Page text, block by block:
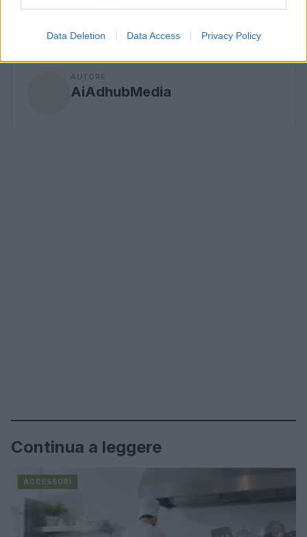
Data Deletion Data Access Privacy Policy
AUTORE
AiAdhubMedia
Continua a leggere
ACCESSORI